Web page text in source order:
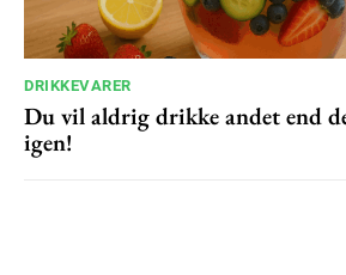
YEARLY PRICING
DRIKKEVARER
Du vil aldrig drikke andet end
igen!